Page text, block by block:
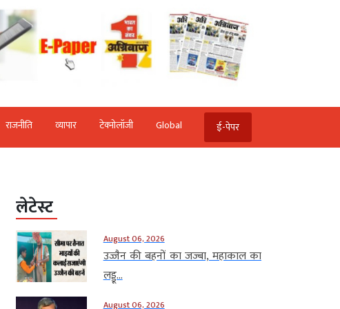
राजनीति व्‍यापार टेक्‍नोलॉजी Global ई-पेपर
लेटेस्ट
August 06, 2026
उज्जैन की बहनों का जज्बा, महाकाल का
लड्डू...
August 06, 2026